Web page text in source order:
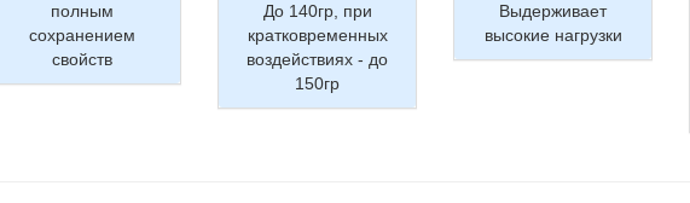
полным
сохранением
свойств
До 140гр, при
кратковременных
воздействиях - до
150гр
Выдерживает
высокие нагрузки